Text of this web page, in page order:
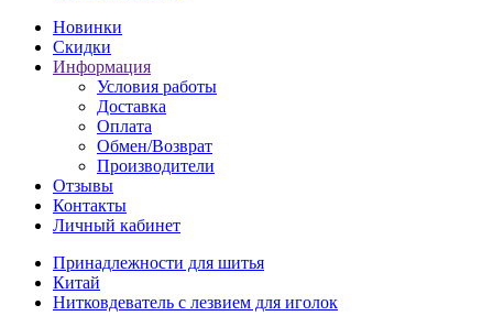
Новинки
Скидки
Информация
Условия работы
Доставка
Оплата
Обмен/Возврат
Производители
Отзывы
Контакты
Личный кабинет
Принадлежности для шитья
Китай
Нитковдеватель с лезвием для иголок